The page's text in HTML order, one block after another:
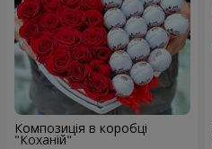
Композиція в коробці
"Коханій"